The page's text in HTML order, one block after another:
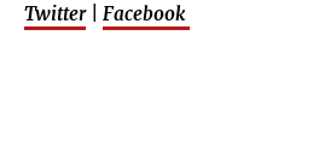
Twitter| Facebook